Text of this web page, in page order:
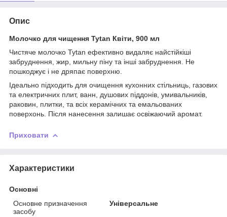
Опис
Молочко для чищення Tytan Квіти, 900 мл
Чистяче молочко Tytan ефективно видаляє найстійкіші
забруднення, жир, мильну піну та інші забруднення. Не
пошкоджує і не дряпає поверхню.
Ідеально підходить для очищення кухонних стільниць, газових
та електричних плит, ванн, душових піддонів, умивальників,
раковин, плитки, та всіх керамічних та емальованих
поверхонь. Після нанесення залишає освіжаючий аромат.
Приховати
Характеристики
Основні
Основне призначення
засобу
Універсальне